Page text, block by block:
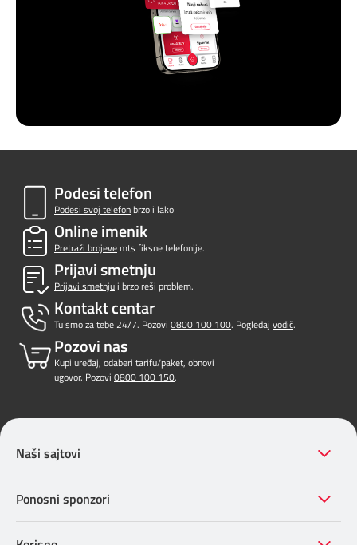
Podesi telefon
Podesi svoj telefonbrzo i lako
Online imenik
Pretraži brojevemts fiksne telefonije.
Prijavi smetnju
Prijavi smetnjui brzo reši problem.
Kontakt centar
Tu smo za tebe 24/7. Pozovi 0800 100 100. Pogledaj vodič.
Pozovi nas
Kupi uređaj, odaberi tarifu/paket, obnovi
ugovor. Pozovi 0800 100 150.
Naši sajtovi
Ponosni sponzori